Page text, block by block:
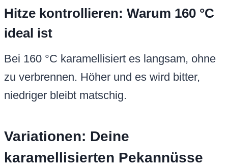
Hitze kontrollieren: Warum 160 °C
ideal ist
Bei 160 °C karamellisiert es langsam, ohne
zu verbrennen. Höher und es wird bitter,
niedriger bleibt matschig.
Variationen: Deine
karamellisierten Pekannüsse